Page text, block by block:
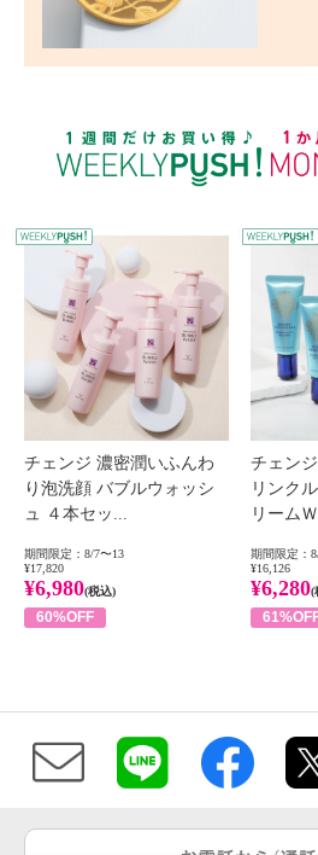
チェンジ 濃密潤いふんわ
り泡洗顔 バブルウォッシ
ュ ４本セッ...
期間限定：8/7〜13
¥17,820
¥6,980(税込)
60%OFF
チェン
リンク
リーム
期間限定：
¥16,126
¥6,280(